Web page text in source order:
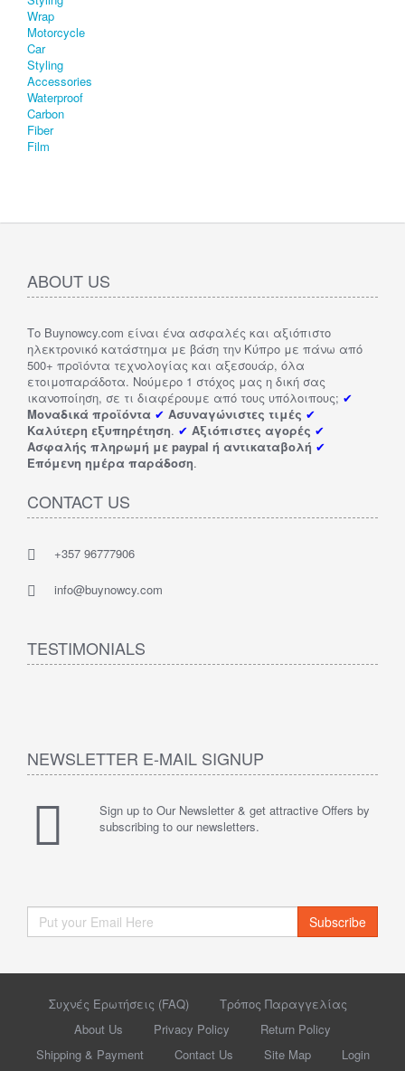
ABOUT US
Το Buynowcy.com είναι ένα ασφαλές και αξιόπιστο
ηλεκτρονικό κατάστημα με βάση την Κύπρο με πάνω από
500+ προϊόντα τεχνολογίας και αξεσουάρ, όλα
ετοιμοπαράδοτα. Νούμερο 1 στόχος μας η δική σας
ικανοποίηση, σε τι διαφέρουμε από τους υπόλοιπους; ✔
Μοναδικά προϊόντα ✔ Ασυναγώνιστες τιμές ✔
Καλύτερη εξυπηρέτηση. ✔ Αξιόπιστες αγορές ✔
Ασφαλής πληρωμή με paypal ή αντικαταβολή ✔
Επόμενη ημέρα παράδοση.
CONTACT US
+357 96777906
info@buynowcy.com
TESTIMONIALS
NEWSLETTER E-MAIL SIGNUP
Sign up to Our Newsletter & get attractive Offers by
subscribing to our newsletters.
Subscribe
Συχνές Ερωτήσεις (FAQ)
Τρόπος Παραγγελίας
About Us
Privacy Policy
Return Policy
Shipping & Payment
Contact Us Site Map Login